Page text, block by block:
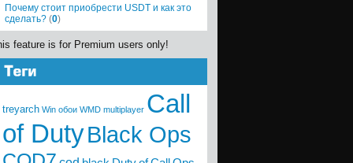
Почему стоит приобрести USDT и как это
сделать? (0)
feature is for Premium users only!
treyarch Win обои WMD multiplayer Call
of DutyBlack Ops